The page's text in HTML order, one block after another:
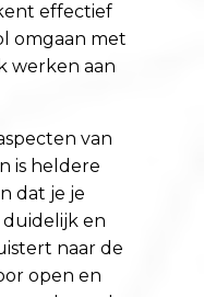
effectief
omgaan met
werken aan
van
is heldere
dat je je
en
naar de
open en